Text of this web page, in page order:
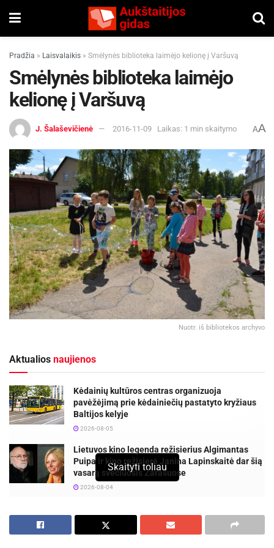
Pradžia » Laisvalaikis » Smėlynės biblioteka laimėjo kelionę į Varšuvą
Smėlynės biblioteka laimėjo
kelionę į Varšuvą
J. Šalaševičienė 2016-11-09 Laikas: 1 min skaitymo AA
Nuotr. iš bibliotekos archyvo
Aktualios naujienos
Kėdainių kultūros centras organizuoja
pavėžėjimą prie kėdainiečių pastatyto kryžiaus
Baltijos kelyje
2026-08-05
Lietuvos kino legenda režisierius Algimantas
Puipa ir kino režisierė Janina Lapinskaitė dar šią
vasarą svečiuosis Zarasuose
2026-08-04
Šią vasarą vyko respublikinė iniciatyva „Atverk
Skaityti toliau